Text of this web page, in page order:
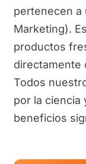
pertenecen a
Marketing).
productos
directamente
Todos
por la ciencia
beneficios